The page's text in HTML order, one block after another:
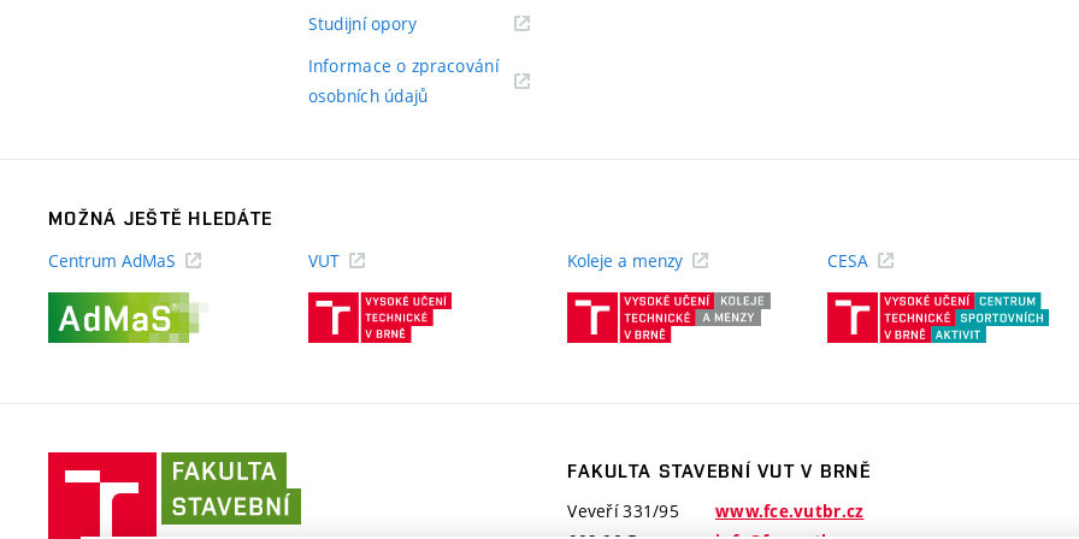
Studijní opory(externí
Informace o zpracování
osobních údajů(externí
MOŽNÁ JEŠTĚ HLEDÁTE
Centrum AdMaS
VUT
(externí
Koleje a menzy
(externí
CESA
stavební
VUT
FAKULTA STAVEBNÍ VUT V BRNĚ
Veveří 331/95
www.fce.vutbr.cz